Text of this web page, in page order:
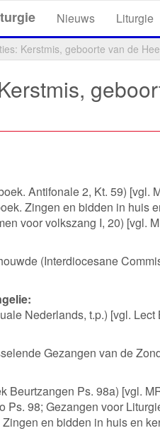
Nieuws Liturgie
Kerstmis, geboorte van de
Antifonale 2, Kt. 59) [vgl.
Zingen en bidden in huis
voor volkszang I, 20) [vgl.
(Interdiocesane
Nederlands, t.p.) [vgl. Lect
Gezangen van de
Beurtzangen Ps. 98a) [vgl.
Ps. 98; Gezangen voor
en bidden in huis en